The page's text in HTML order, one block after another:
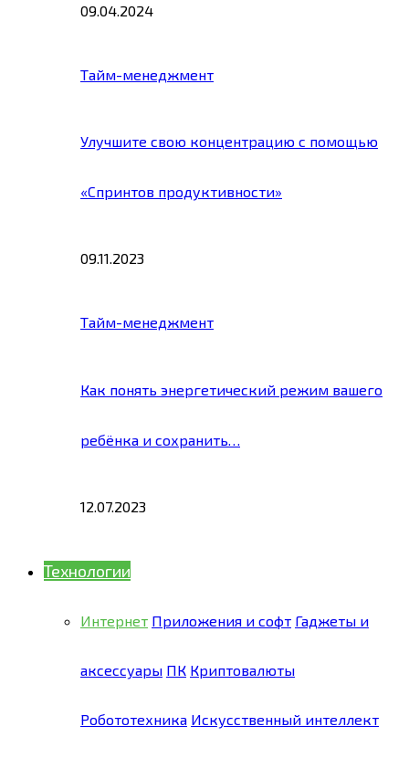
09.04.2024
Тайм-менеджмент
Улучшите свою концентрацию с помощью
«Спринтов продуктивности»
09.11.2023
Тайм-менеджмент
Как понять энергетический режим вашего
ребёнка и сохранить…
12.07.2023
Технологии
Интернет Приложения и софт Гаджеты и
аксессуары ПК Криптовалюты
Робототехника Искусственный интеллект